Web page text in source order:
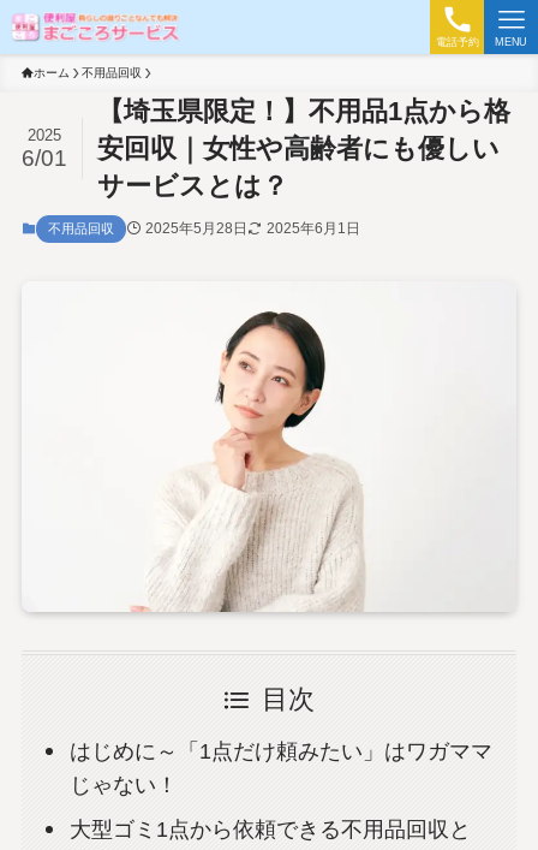
電話予約 MENU
ホーム 不用品回収
【埼玉県限定！】不用品1点から格
安回収｜女性や高齢者にも優しい
サービスとは？
2025
6/01
不用品回収 2025年5月28日 2025年6月1日
目次
はじめに～「1点だけ頼みたい」はワガママ
じゃない！
大型ゴミ1点から依頼できる不用品回収と